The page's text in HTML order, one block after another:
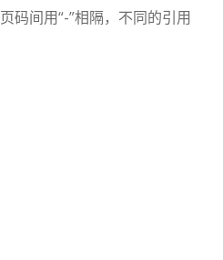
码间用“-”相隔，不同的引用